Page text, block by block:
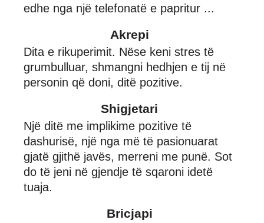
edhe nga një telefonatë e papritur ...
Akrepi
Dita e rikuperimit. Nëse keni stres të
grumbulluar, shmangni hedhjen e tij në
personin që doni, ditë pozitive.
Shigjetari
Një ditë me implikime pozitive të
dashurisë, një nga më të pasionuarat
gjatë gjithë javës, merreni me punë. Sot
do të jeni në gjendje të sqaroni idetë
tuaja.
Bricjapi